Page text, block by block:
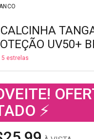
UV50+
5 estrelas
⚡